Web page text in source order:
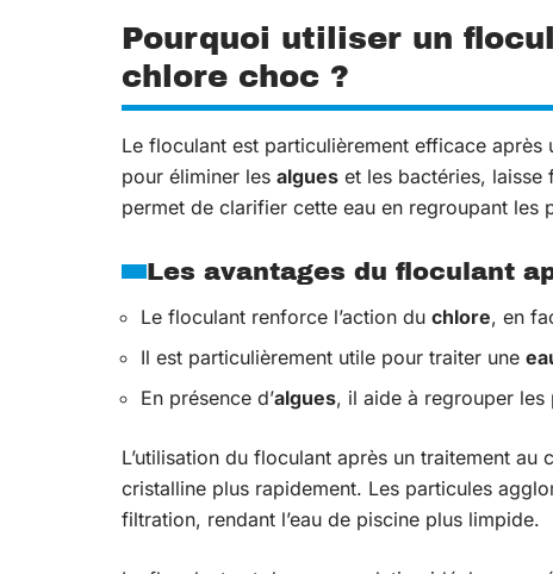
Pourquoi utiliser un
chlore choc ?
Le floculant est particulièrement efficace
pour éliminer les algues et les bactéries, laisse
permet de clarifier cette eau en regroupant les
Les avantages du floculant
Le floculant renforce l’action du chlore, en
Il est particulièrement utile pour traiter une
En présence d’algues, il aide à regrouper
L’utilisation du floculant après un traitement
cristalline plus rapidement. Les particules
filtration, rendant l’eau de piscine plus limpide.